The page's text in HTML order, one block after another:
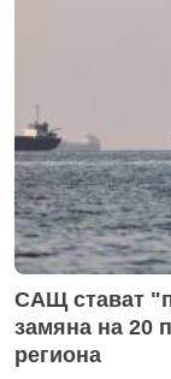
САЩ стават
замяна на 20
региона